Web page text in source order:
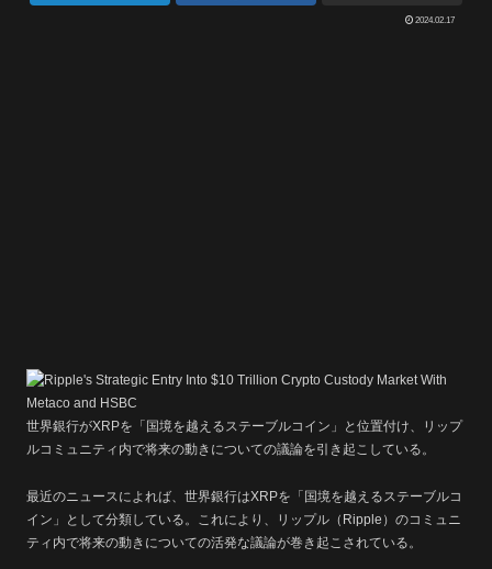
2024.02.17
世界銀行がXRPを「国境を越えるステーブルコイン」と位置付け、リップ
ルコミュニティ内で将来の動きについての議論を引き起こしている。
最近のニュースによれば、世界銀行はXRPを「国境を越えるステーブルコ
イン」として分類している。これにより、リップル（Ripple）のコミュニ
ティ内で将来の動きについての活発な議論が巻き起こされている。